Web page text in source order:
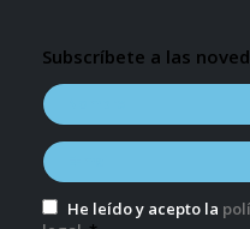
Subscríbete a las
He leído y acepto la